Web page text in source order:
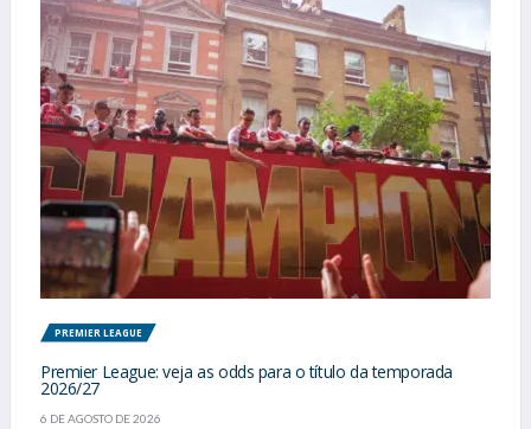
PREMIER LEAGUE
Premier League: veja as odds para o título da temporada
2026/27
6 DE AGOSTO DE 2026